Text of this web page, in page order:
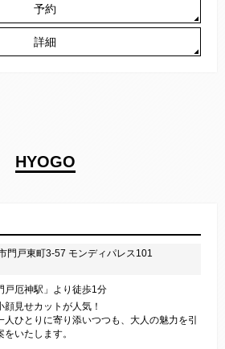
予約
詳細
HYOGO
門戸東町3-57 モンディパレス101
戸厄神駅」より徒歩1分
見せカットが人気！
ひとりに寄り添いつつも、大人の魅力を引
いたします。